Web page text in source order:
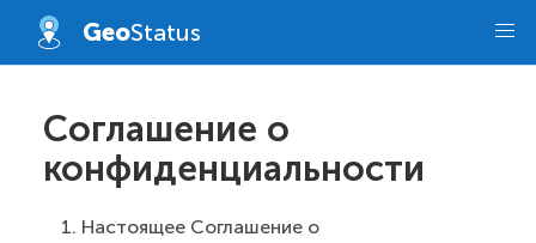
GeoStatus
Соглашение о
конфиденциальности
Настоящее Соглашение о